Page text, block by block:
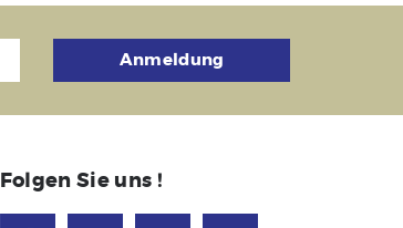
Anmeldung
Folgen Sie uns !